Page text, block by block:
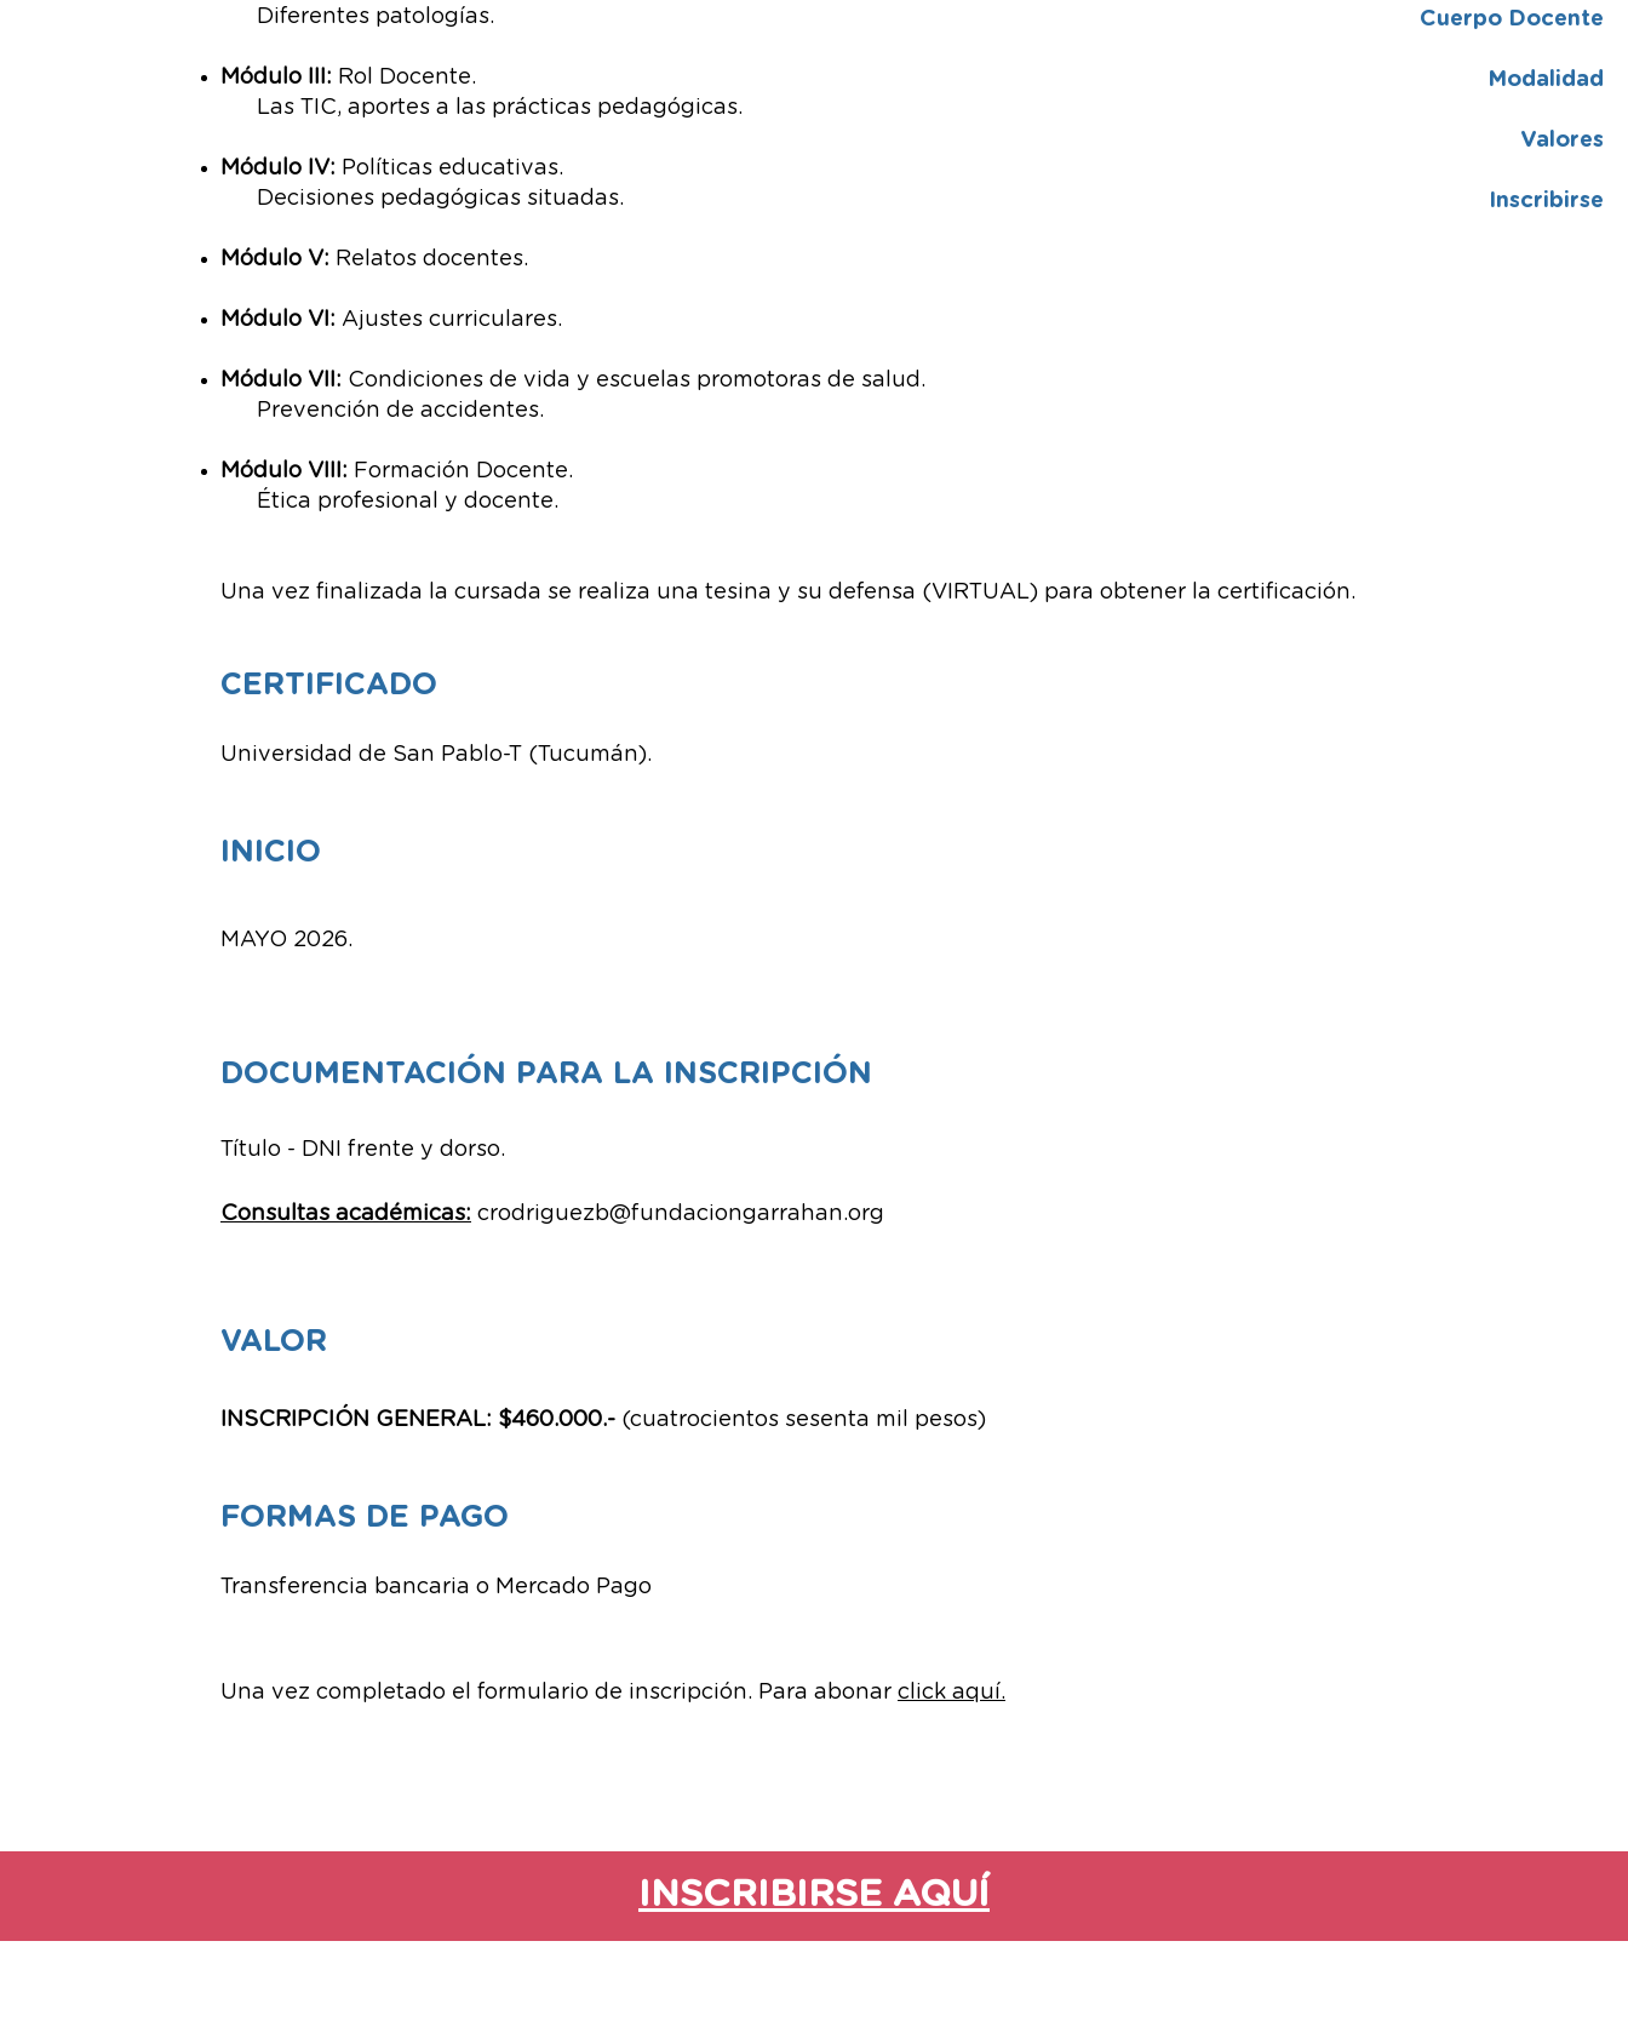
Cuerpo Docente
Modalidad
Valores
Inscribirse
Diferentes patologías.
Módulo III: Rol Docente.
Las TIC, aportes a las prácticas pedagógicas.
Módulo IV: Políticas educativas.
Decisiones pedagógicas situadas.
Módulo V: Relatos docentes.
Módulo VI: Ajustes curriculares.
Módulo VII: Condiciones de vida y escuelas promotoras de salud.
Prevención de accidentes.
Módulo VIII: Formación Docente.
Ética profesional y docente.
Una vez finalizada la cursada se realiza una tesina y su defensa (VIRTUAL) para obtener la certificación.
CERTIFICADO
Universidad de San Pablo-T (Tucumán).
INICIO
MAYO 2026.
DOCUMENTACIÓN PARA LA INSCRIPCIÓN
Título - DNI frente y dorso.
Consultas académicas: crodriguezb@fundaciongarrahan.org
VALOR
INSCRIPCIÓN GENERAL: $460.000.- (cuatrocientos sesenta mil pesos)
FORMAS DE PAGO
Transferencia bancaria o Mercado Pago
Una vez completado el formulario de inscripción. Para abonar click aquí.
INSCRIBIRSE AQUÍ